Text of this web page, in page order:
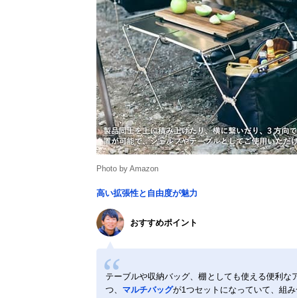
Photo by Amazon
高い拡張性と自由度が魅力
おすすめポイント
テーブルや収納バッグ、棚としても使える便利な
つ、 マルチバッグが1つセットになっていて、組